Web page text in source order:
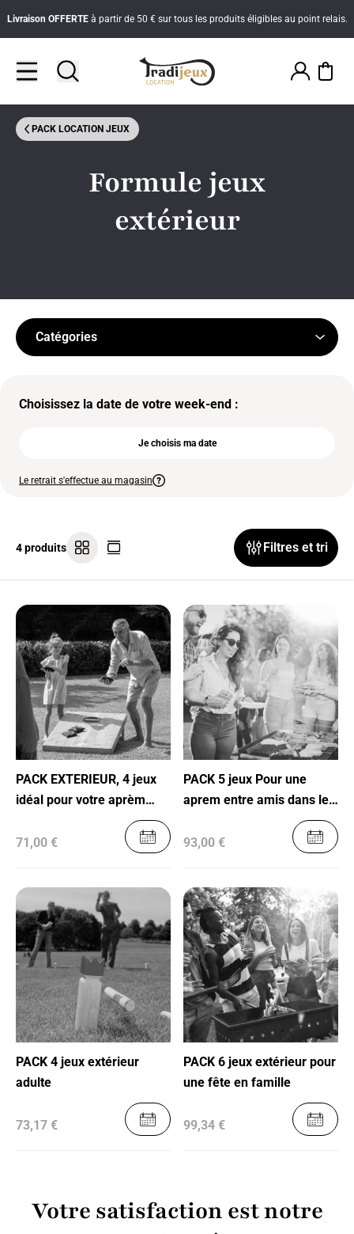
Livraison OFFERTEà partir de 50 € sur tous les produits éligibles au point relais.
PACK LOCATION JEUX
Formule jeux
extérieur
Choisissez la date de votre week-end :
Le retrait s'effectue au magasin
Je choisis ma date
4 produits Filtres et tri
PACK EXTERIEUR, 4 jeux
idéal pour votre aprèm
71,00 €
PACK 5 jeux Pour une
aprem entre amis dans le
93,00 €
PACK 4 jeux extérieur
adulte
73,17 €
PACK 6 jeux extérieur pour
une fête en famille
99,34 €
Catégories
Votre satisfaction est notre